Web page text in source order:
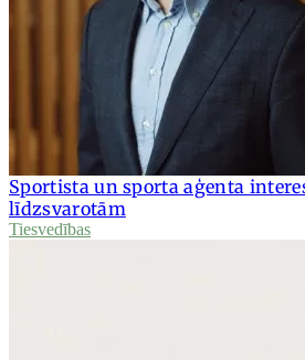
Sportista un sporta aģenta
līdzsvarotām
Tiesvedības